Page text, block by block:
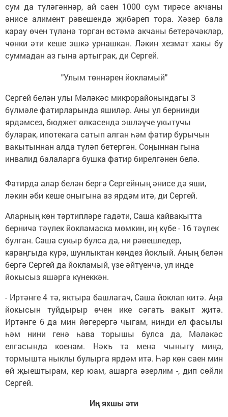
сум да түләгәннәр, ай саен 1000 сум тирәсе акчаны
әнисе алимент рәвешендә җибәреп тора. Хәзер бала
карау өчен түләнә торган өстәмә акчаны бетерәчәкләр,
чөнки әти кеше эшкә урнашкан. Ләкин хезмәт хакы бу
суммадан аз гына артыграк, ди Сергей.
"Улым төннәрен йокламый"
Сергей белән улы Мәләкәс микрорайонындагы 3
бүлмәле фатирларында яшиләр. Аны ул бернинди
ярдәмсез, бюджет өлкәсендә эшләүче укытучы
буларак, ипотекага сатып алган һәм фатир бурычын
вакытыннан алда түләп бетергән. Соңыннан гына
инвалид балаларга бушка фатир бирелгәнен белә.
Фатирда алар белән бергә Сергейның әнисе дә яши,
ләкин әби кеше оныгына аз ярдәм итә, ди Сергей.
Аларның көн тәртипләре гадәти, Саша кайвакытта
берничә тәүлек йокламаска мөмкин, иң күбе - 16 тәүлек
булган. Саша сукыр булса да, ни рәвешледер,
караңгыда күрә, шунлыктан көндез йоклый. Аның белән
бергә Сергей да йокламый, үзе әйтүенчә, ул инде
йокысыз яшәргә күнеккән.
- Иртәнге 4 тә, яктыра башлагач, Саша йоклап китә. Аңа
йокысын туйдырыр өчен ике сәгать вакыт җитә.
Иртәнге 6 да мин йөгерергә чыгам, нинди ел фасылы
һәм нини генә һава торышы булса да, Мәләкәс
елгасында коенам. Нәкъ тә менә чыныгу миңа,
тормышта ныклы булырга ярдәм итә. Һәр көн саен мин
өй җыештырам, кер юам, ашарга әзерлим -, дип сөйли
Сергей.
Иң яхшы әти